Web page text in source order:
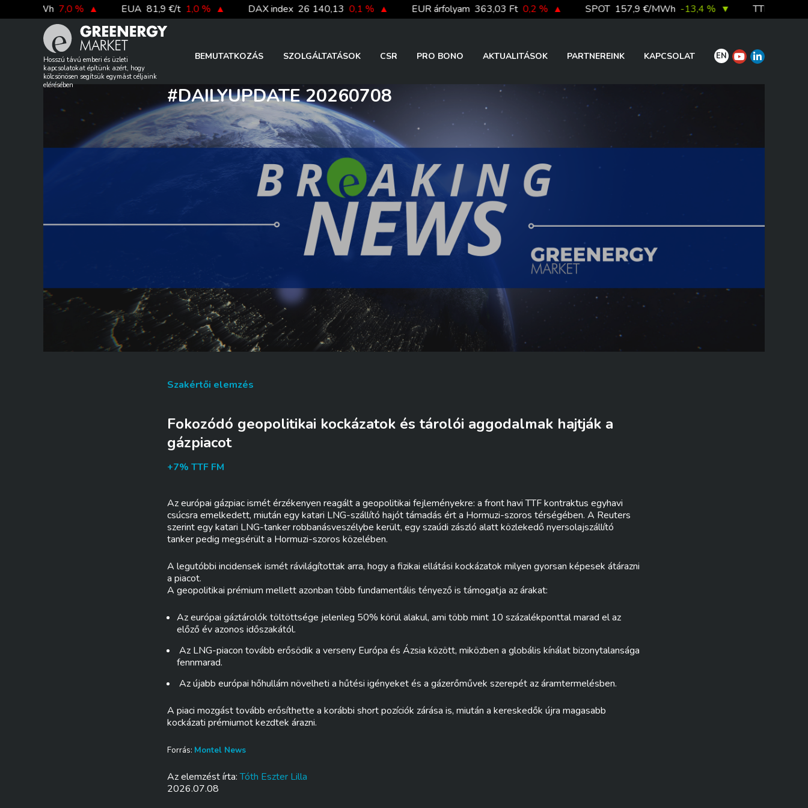
to
7,0 % ▲ EUA 81,9 €/t 1,0 % ▲ DAX index 26 140,13 0,1 % ▲ EUR árfolyam 363,03 Ft 0,2 % ▲ SPOT 157,9 €/MWh -13,4 % ▼ TTF DA 56,1 €/
Hosszú távú emberi és üzleti
kapcsolatokat építünk azért, hogy
kölcsönösen segítsük egymást céljaink
elérésében
BEMUTATKOZÁS SZOLGÁLTATÁSOK CSR PRO BONO AKTUALITÁSOK PARTNEREINK KAPCSOLAT EN
#DAILYUPDATE 20260708
Szakértői elemzés
Fokozódó geopolitikai kockázatok és tárolói aggodalmak hajtják a
gázpiacot
+7% TTF FM
Az európai gázpiac ismét érzékenyen reagált a geopolitikai fejleményekre: a front havi TTF kontraktus egyhavi
csúcsra emelkedett, miután egy katari LNG-szállító hajót támadás ért a Hormuzi-szoros térségében. A Reuters
szerint egy katari LNG-tanker robbanásveszélybe került, egy szaúdi zászló alatt közlekedő nyersolajszállító
tanker pedig megsérült a Hormuzi-szoros közelében.
A legutóbbi incidensek ismét rávilágítottak arra, hogy a fizikai ellátási kockázatok milyen gyorsan képesek átárazni
a piacot.
A geopolitikai prémium mellett azonban több fundamentális tényező is támogatja az árakat:
Az európai gáztárolók töltöttsége jelenleg 50% körül alakul, ami több mint 10 százalékponttal marad el az
előző év azonos időszakától.
Az LNG-piacon tovább erősödik a verseny Európa és Ázsia között, miközben a globális kínálat bizonytalansága
fennmarad.
Az újabb európai hőhullám növelheti a hűtési igényeket és a gázerőművek szerepét az áramtermelésben.
A piaci mozgást tovább erősíthette a korábbi short pozíciók zárása is, miután a kereskedők újra magasabb
kockázati prémiumot kezdtek árazni.
Forrás: Montel News
Az elemzést írta:Tóth Eszter Lilla
2026.07.08